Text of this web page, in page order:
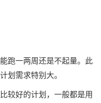
一两周还是不起量。此
划需求特别大。
好的计划，一般都是用